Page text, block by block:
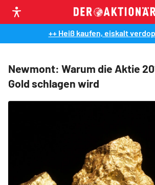
++ Heiß kaufen, eiskalt
Newmont: Warum die Aktie
Gold schlagen wird